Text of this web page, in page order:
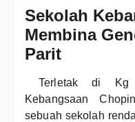
Sekolah
Membina
Parit
Terletak di Kg
Kebangsaan
sebuah sekolah